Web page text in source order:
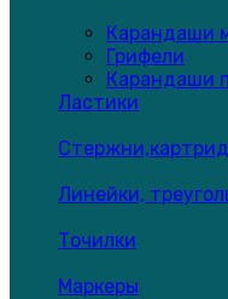
Карандаши
Грифели
Карандаши
Ластики
Линейки,
Точилки
Маркеры